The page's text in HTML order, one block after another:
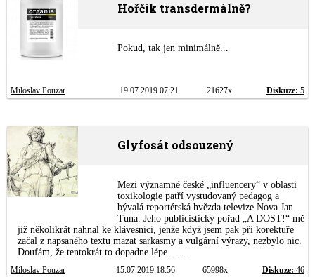
Hořčík transdermálně?
Pokud, tak jen minimálně...
Miloslav Pouzar 19.07.2019 07:21 21627x Diskuze: 5
Glyfosát odsouzený
Mezi významné české „influencery“ v oblasti
toxikologie patří vystudovaný pedagog a
bývalá reportérská hvězda televize Nova Jan
Tuna. Jeho publicistický pořad „A DOST!“ mě
již několikrát nahnal ke klávesnici, jenže když jsem pak při korektuře
začal z napsaného textu mazat sarkasmy a vulgární výrazy, nezbylo nic.
Doufám, že tentokrát to dopadne lépe……
Miloslav Pouzar 15.07.2019 18:56 65998x Diskuze: 46